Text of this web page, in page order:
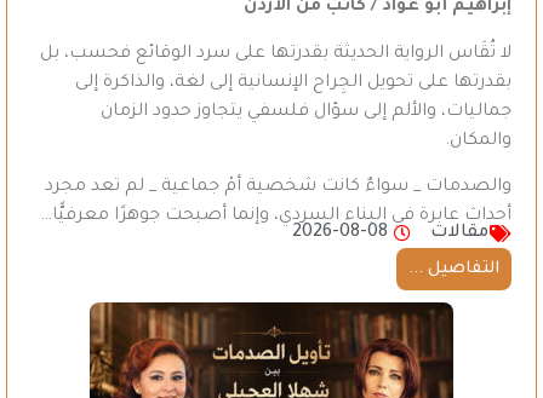
إبراهيم أبو عواد / كاتب من الأردن
لا تُقَاس الرواية الحديثة بقدرتها على سرد الوقائع فحسب، بل
بقدرتها على تحويل الجِراح الإنسانية إلى لغة، والذاكرة إلى
جماليات، والألم إلى سؤال فلسفي يتجاوز حدود الزمان
والمكان.
والصدمات _ سواءٌ كانت شخصية أمْ جماعية _ لم تعد مجرد
أحداث عابرة في البناء السردي، وإنما أصبحت جوهرًا معرفيًّا…
مقالات
2026-08-08
التفاصيل ...